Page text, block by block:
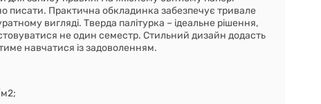
писати. Практична обкладинка забезпечує тривале
вигляді. Тверда палітурка – ідеальне рішення,
не один семестр. Стильний дизайн додасть
навчатися із задоволенням.